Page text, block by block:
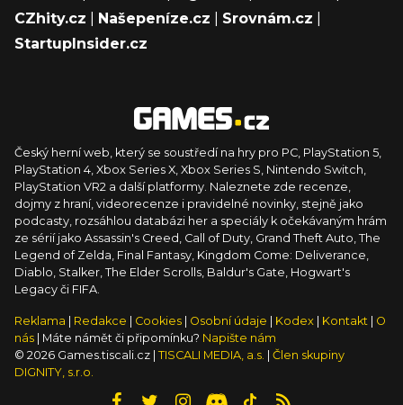
CZhity.cz
Našepeníze.cz Srovnám.cz
StartupInsider.cz
Český herní web, který se soustředí na hry pro PC, PlayStation 5,
PlayStation 4, Xbox Series X, Xbox Series S, Nintendo Switch,
PlayStation VR2 a další platformy. Naleznete zde recenze,
dojmy z hraní, videorecenze i pravidelné novinky, stejně jako
podcasty, rozsáhlou databázi her a speciály k očekávaným hrám
ze sérií jako Assassin's Creed, Call of Duty, Grand Theft Auto, The
Legend of Zelda, Final Fantasy, Kingdom Come: Deliverance,
Diablo, Stalker, The Elder Scrolls, Baldur's Gate, Hogwart's
Legacy či FIFA.
Reklama Redakce Cookies Osobní údaje Kodex Kontakt
O
nás
| Máte námět či připomínku? Napište nám
© 2026 Games.tiscali.cz | TISCALI MEDIA, a.s.
Člen skupiny
DIGNITY, s.r.o.